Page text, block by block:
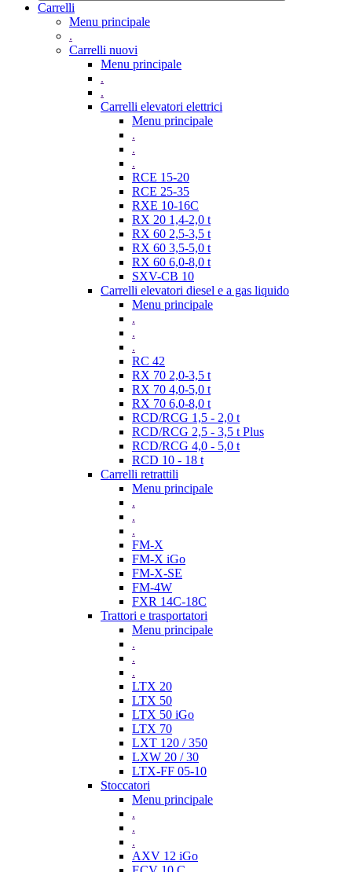
Carrelli
Menu principale
.
Carrelli nuovi
Menu principale
.
.
Carrelli elevatori elettrici
Menu principale
.
.
.
RCE 15-20
RCE 25-35
RXE 10-16C
RX 20 1,4-2,0 t
RX 60 2,5-3,5 t
RX 60 3,5-5,0 t
RX 60 6,0-8,0 t
SXV-CB 10
Carrelli elevatori diesel e a gas liquido
Menu principale
.
.
.
RC 42
RX 70 2,0-3,5 t
RX 70 4,0-5,0 t
RX 70 6,0-8,0 t
RCD/RCG 1,5 - 2,0 t
RCD/RCG 2,5 - 3,5 t Plus
RCD/RCG 4,0 - 5,0 t
RCD 10 - 18 t
Carrelli retrattili
Menu principale
.
.
.
FM-X
FM-X iGo
FM-X-SE
FM-4W
FXR 14C-18C
Trattori e trasportatori
Menu principale
.
.
.
LTX 20
LTX 50
LTX 50 iGo
LTX 70
LXT 120 / 350
LXW 20 / 30
LTX-FF 05-10
Stoccatori
Menu principale
.
.
.
AXV 12 iGo